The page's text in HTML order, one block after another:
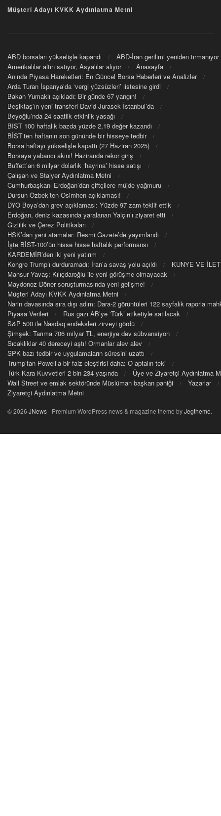
Müşteri Adayı KVKK Aydınlatma Metni
ABD borsaları yükselişle kapandı
ABD-İran gerilimi yeniden tırmanıyor
Amerikalılar altın satıyor, Asyalılar alıyor
Anasayfa
Anında Piyasa Hareketleri: En Güncel Borsa Haberleri ve Analizler
Arda Turan İspanya’da ‘vergi yüzsüzleri’ listesine girdi
Bakan Yumaklı açıkladı: Bir günde 67 yangın!
Beşiktaş’ın yeni transferi David Jurasek İstanbul’da
Beyoğlu’nda 24 saatlik etkinlik yasağı
BIST 100 haftalık bazda yüzde 2,19 değer kazandı
BİST’ten haftanın son gününde bir hisseye tedbir
Borsa haftayı yükselişle kapattı (27 Haziran 2025)
Borsaya yabancı akını! Haziranda rekor giriş
Buffett’an 6 milyar dolarlık ‘hayrına’ hisse satışı
Çalışan ve Stajyer Aydınlatma Metni
Cumhurbaşkanı Erdoğan’dan çiftçilere müjde yağmuru
Dursun Özbek’ten Osimhen açıklaması!
DYO Boya’dan grev açıklaması: Yüzde 97 zam teklif ettik
Erdoğan, deniz kazasında yaralanan Yalçın’ı ziyaret etti
Gizlilik ve Çerez Politikaları
HSK’dan yeni atamalar: Resmi Gazete’de yayımlandı
İşte BİST-100’ün hisse hisse haftalık performansı
KARDEMİR’den iki yeni yatırım
Kongre Trump’ı durduramadı: İran’a savaş yolu açıldı
KUNYE VE
Mansur Yavaş: Kılıçdaroğlu ile yeni görüşme olmayacak
Maydonoz Döner soruşturmasında yeni gelişme!
Müşteri Adayı KVKK Aydınlatma Metni
Narin davasında sıra dışı adım: Dara-2 görüntüleri 122 sayfalık raporla
Piyasa Verileri
Rus gazı AB’ye ‘Türk’ etiketiyle satılacak
S&P 500 ile Nasdaq endeksleri zirveyi gördü
Şimşek: Tarıma 706 milyar TL, enerjiye dev sübvansiyon
Sıcaklıklar 40 dereceyi aştı! Ormanlar alev alev
SPK bazı tedbir ve uygulamaların süresini uzattı
Trump’tan Powell’a bir faiz eleştirisi daha: O aptalın teki
Türk Kara Kuvvetleri 2 bin 234 yaşında
Üye ve Ziyaretçi Aydınlatma
Wall Street ve emlak sektöründe Müslüman başkan paniği
Yazarlar
Ziyaretçi Aydınlatma Metni
© 2026 JNews- Premium WordPress news & magazine theme byJegtheme.